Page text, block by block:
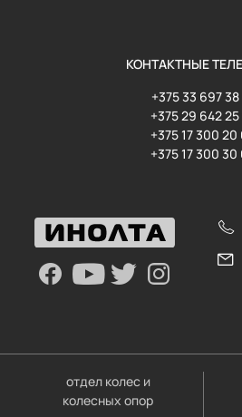
КОНТАКТНЫЕ
+375 33 697 38
+375 29 642 25
+375 17 300 20
+375 17 300 30
отдел колес и
колесных опор